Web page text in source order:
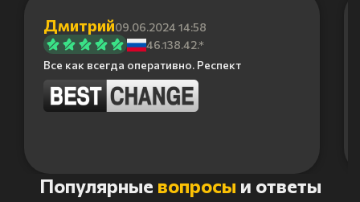
Дмитрий09.06.2024 14:58
46.138.42.*
Все как всегда оперативно. Респект
Популярные вопросы и ответы